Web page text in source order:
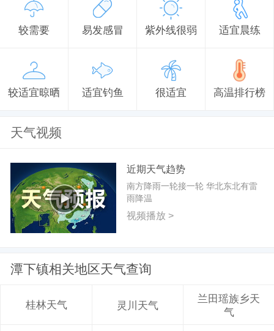
较需要 易发感冒 紫外线很弱 适宜晨练
较适宜晾晒 适宜钓鱼 很适宜 高温排行榜
天气视频
近期天气趋势
南方降雨一轮接一轮 华北东北有雷
雨降温
视频播放 >
潭下镇相关地区天气查询
桂林天气 灵川天气
兰田瑶族乡天
气